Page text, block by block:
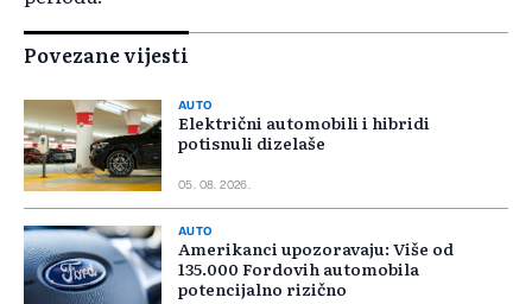
Povezane vijesti
AUTO
Električni automobili i hibridi
potisnuli dizelaše
05. 08. 2026.
AUTO
Amerikanci upozoravaju: Više od
135.000 Fordovih automobila
potencijalno rizično